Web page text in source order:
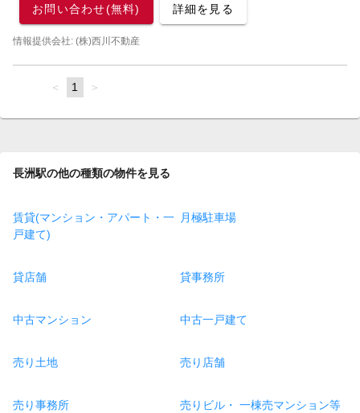
お問い合わせ(無料) 詳細を見る
情報提供会社: (株)西川不動産
page
You're
page
1 page
長洲駅の他の種類の物件を見る
賃貸(マンション・アパート・一
戸建て)
月極駐車場
貸店舗 貸事務所
中古マンション 中古一戸建て
売り土地 売り店舗
売り事務所 売りビル・ 一棟売マンション等